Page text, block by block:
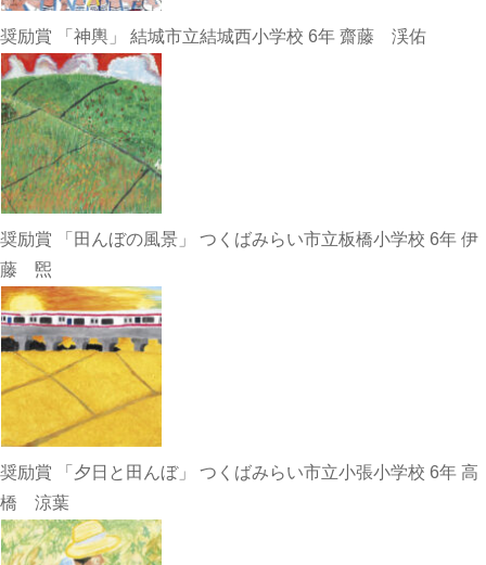
奨励賞 「神輿」 結城市立結城西小学校 6年 齋藤 渓佑
奨励賞 「田んぼの風景」 つくばみらい市立板橋小学校 6年 伊
藤 煕
奨励賞 「夕日と田んぼ」 つくばみらい市立小張小学校 6年 高
橋 涼葉